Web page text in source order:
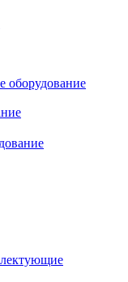
оборудование